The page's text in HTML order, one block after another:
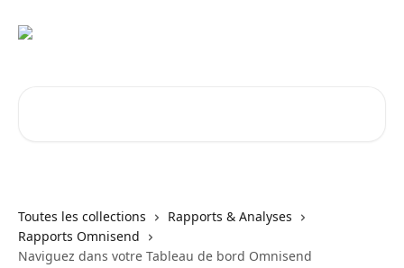
Toutes les collections
Rapports & Analyses
Rapports Omnisend
Naviguez dans votre Tableau de bord Omnisend